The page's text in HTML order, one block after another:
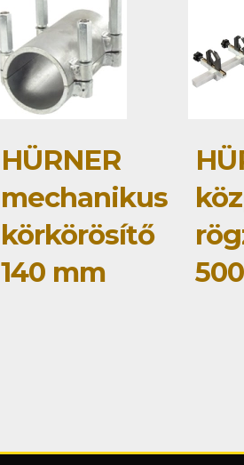
HÜRNER
mechanikus
körkörösítő
140 mm